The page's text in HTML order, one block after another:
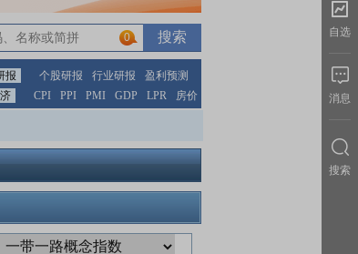
0
报 个股研报 行业研报
盈利预测
CPI PPI PMI GDP LPR 房价
自选
消息
搜索